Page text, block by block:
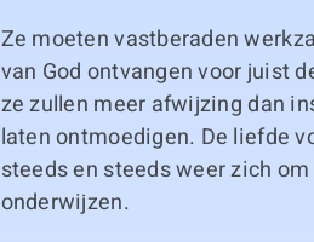
Ze moeten vastberaden
van God ontvangen voor juist
ze zullen meer afwijzing dan
laten ontmoedigen. De liefde
steeds en steeds weer zich
onderwijzen.